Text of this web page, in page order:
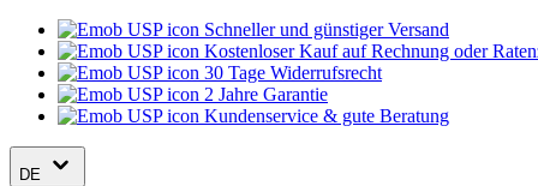
Schneller und günstiger Versand
Kostenloser Kauf auf Rechnung oder
30 Tage Widerrufsrecht
2 Jahre Garantie
Kundenservice & gute Beratung
DE